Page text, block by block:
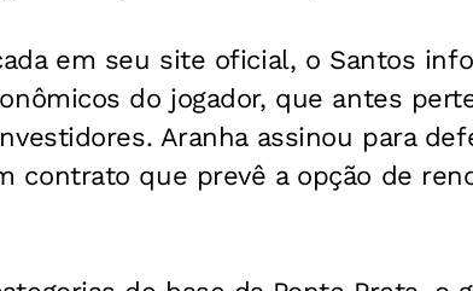
em seu site oficial, o Santos
do jogador, que antes
Aranha assinou para
contrato que prevê a opção de